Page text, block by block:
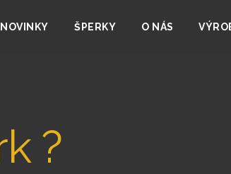
NOVINKY ŠPERKY O NÁS
?